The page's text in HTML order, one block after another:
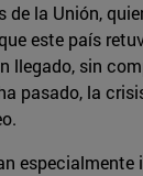
la Unión,
este país
llegado, sin
pasado, la